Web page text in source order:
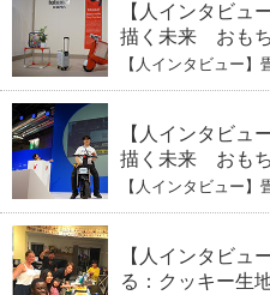
【人インタビュ
描く未来 おも
式会社ICOMA
（下）おもちゃ
【人インタビュー
おもちゃの心で社会
イボックス」とい
【人インタビュ
描く未来 おも
式会社ICOMA
（上）「変形」
【人インタビュー
おもちゃの心で社会
ーの軌跡
【人インタビュ
る：クッキー生